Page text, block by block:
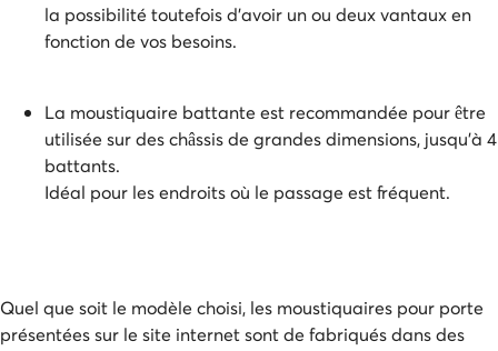
la possibilité toutefois d'avoir un ou deux vantaux en
fonction de vos besoins.
La moustiquaire battante est recommandée pour être
utilisée sur des châssis de grandes dimensions, jusqu'à 4
battants.
Idéal pour les endroits où le passage est fréquent.
Quel que soit le modèle choisi, les moustiquaires pour porte
présentées sur le site internet sont de fabriqués dans des